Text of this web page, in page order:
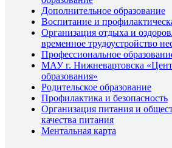
Дополнительное образование
Воспитание и
Организация отдыха и
временное трудоустройство
Профессиональное
МАУ г. Нижневартовска
образования»
Родительское образование
Профилактика и безопасность
Организация питания и
качества питания
Ментальная карта